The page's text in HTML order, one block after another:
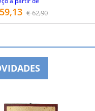
€ 62,90